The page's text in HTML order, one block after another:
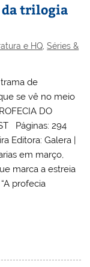
da trilogia
e HQ ,Séries &
de
se vê no meio
DO
Páginas: 294
Editora: Galera |
em março,
marca a estreia
profecia